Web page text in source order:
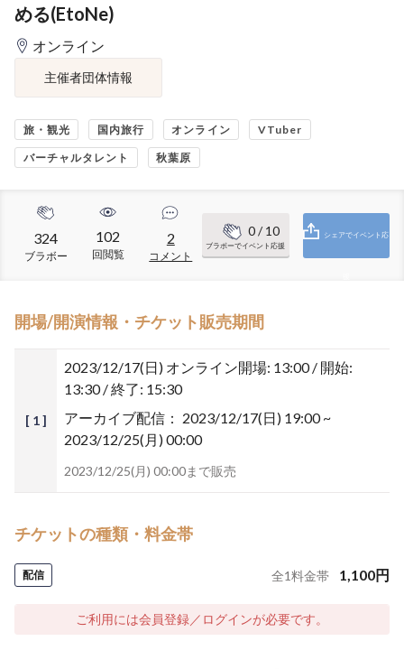
める(EtoNe)
オンライン
主催者団体情報
旅・観光 国内旅行 オンライン VTuber
バーチャルタレント 秋葉原
324
ブラボー
102
回閲覧
2
コメント
0/ 10
ブラボーでイベント応援
シェアでイベント応
開場/開演情報・チケット販売期間
[ 1 ]
2023/12/17(日) オンライン開場: 13:00 / 開始:
13:30 / 終了: 15:30
アーカイブ配信： 2023/12/17(日) 19:00 ~
2023/12/25(月) 00:00
2023/12/25(月) 00:00まで販売
チケットの種類・料金帯
配信 全1料金帯 1,100円
ご利用には会員登録／ログインが必要です。